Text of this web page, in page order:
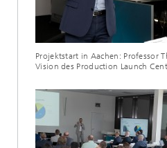
Projektstart in Aachen: Professor
Vision des Production Launch